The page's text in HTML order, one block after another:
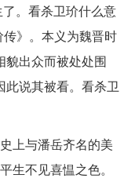
。看杀卫玠什么意
》。本义为魏晋时
貌出众而被处处围
此说其被看。看杀卫
上与潘岳齐名的美
生不见喜愠之色。